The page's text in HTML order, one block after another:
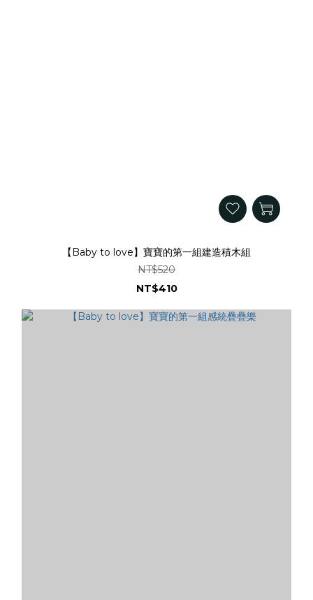
【Baby to love】寶寶的第一組建造積木組
NT$520
NT$410